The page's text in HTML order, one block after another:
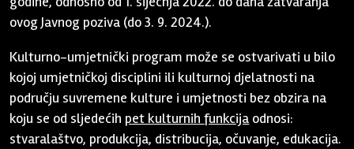
ovog Javnog poziva (do 3. 9. 2024.).
Kulturno-umjetnički program može se ostvarivati u bilo
kojoj umjetničkoj disciplini ili kulturnoj djelatnosti na
području suvremene kulture i umjetnosti bez obzira na
koju se od sljedećih pet kulturnih funkcija odnosi:
stvaralaštvo, produkcija, distribucija, očuvanje, edukacija.